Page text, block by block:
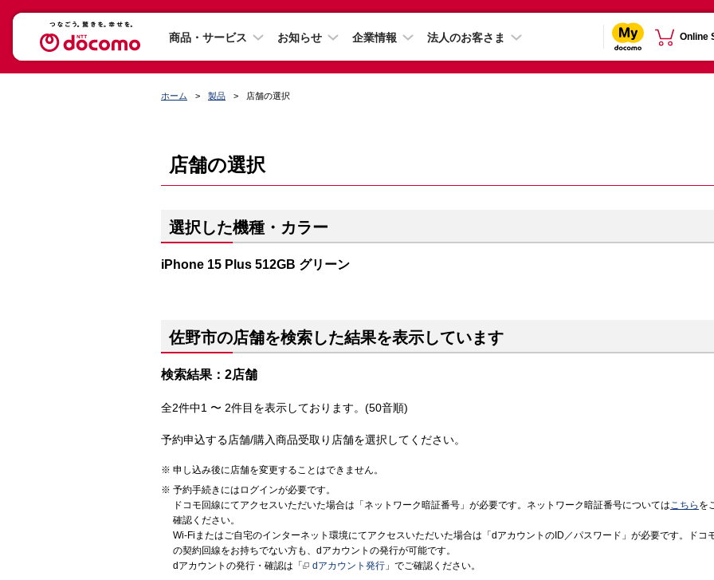
商品・サービス お知らせ 企業情報 法人のお客さま Online
ホーム 製品 店舗の選択
店舗の選択
選択した機種・カラー
iPhone 15 Plus 512GB グリーン
佐野市の店舗を検索した結果を表示しています
検索結果：2店舗
全2件中1 〜 2件目を表示しております。(50音順)
予約申込する店舗/購入商品受取り店舗を選択してください。
申し込み後に店舗を変更することはできません。
予約手続きにはログインが必要です。
ドコモ回線にてアクセスいただいた場合は「ネットワーク暗証番号」が必要です。ネットワーク暗証番号についてはこちら を
確認ください。
Wi-Fiまたはご自宅のインターネット環境にてアクセスいただいた場合は「dアカウントのID／パスワード」が必要です。ドコ
の契約回線をお持ちでない方も、dアカウントの発行が可能です。
dアカウントの発行・確認は「
dアカウント発行 」でご確認ください。